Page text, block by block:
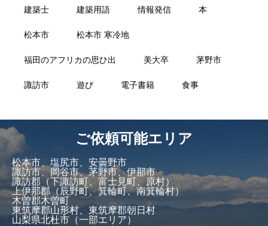
建築士 建築用語 情報発信 本
松本市 松本市 寒冷地
福田のアフリカの思ひ出 美大卒 茅野市
諏訪市 遊び 電子書籍 食事
ご依頼可能エリア
松本市、塩尻市、安曇野市
諏訪市、岡谷市、茅野市、伊那市
諏訪郡（下諏訪町、富士見町、原村）
上伊那郡（辰野町、箕輪町、南箕輪村）
木曽郡木曽町
東筑摩郡山形村、東筑摩郡朝日村
山梨県北杜市（一部エリア）